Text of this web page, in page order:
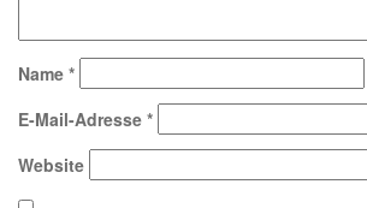
Name *
E-Mail-Adresse *
Website